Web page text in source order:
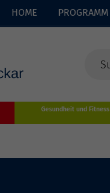
HOME PROGRAMM
Gesundheit und Fitness